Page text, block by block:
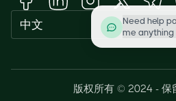
中文
版权所有 © 2024 - 保
Need help
me anything